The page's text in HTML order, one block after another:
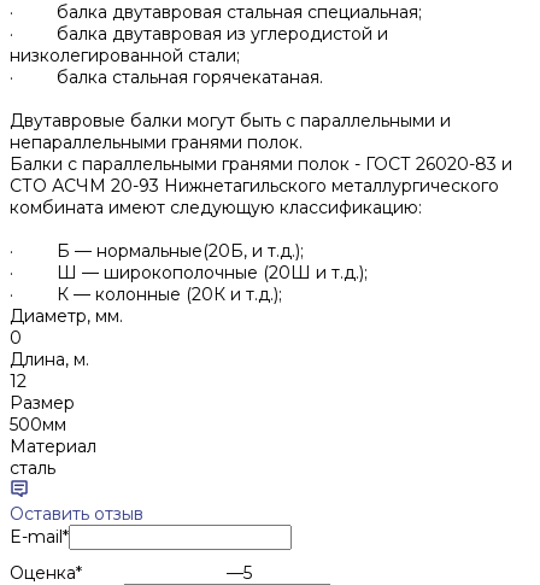
· балка двутавровая стальная специальная;
· балка двутавровая из углеродистой и
низколегированной стали;
· балка стальная горячекатаная.
Двутавровые балки могут быть с параллельными и
непараллельными гранями полок.
Балки с параллельными гранями полок - ГОСТ 26020-83 и
СТО АСЧМ 20-93 Нижнетагильского металлургического
комбината имеют следующую классификацию:
· Б — нормальные(20Б, и т.д.);
· Ш — широкополочные (20Ш и т.д.);
· К — колонные (20К и т.д.);
Диаметр, мм.
0
Длина, м.
12
Размер
500мм
Материал
сталь
Оставить отзыв
E-mail*
Оценка* —5